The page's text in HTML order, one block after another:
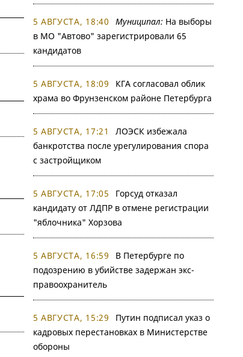
5 АВГУСТА, 18:40 Муниципал: На выборы
в МО "Автово" зарегистрировали 65
кандидатов
5 АВГУСТА, 18:09
КГА согласовал облик
храма во Фрунзенском районе Петербурга
5 АВГУСТА, 17:21
ЛОЭСК избежала
банкротства после урегулирования спора
с застройщиком
5 АВГУСТА, 17:05
Горсуд отказал
кандидату от ЛДПР в отмене регистрации
"яблочника" Хорзова
5 АВГУСТА, 16:59
В Петербурге по
подозрению в убийстве задержан экс-
правоохранитель
5 АВГУСТА, 15:29
Путин подписал указ о
кадровых перестановках в Министерстве
обороны